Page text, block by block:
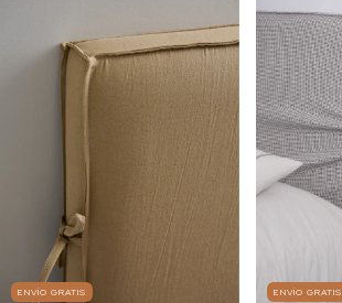
ENVÍO GRATIS ENVÍO GRATIS